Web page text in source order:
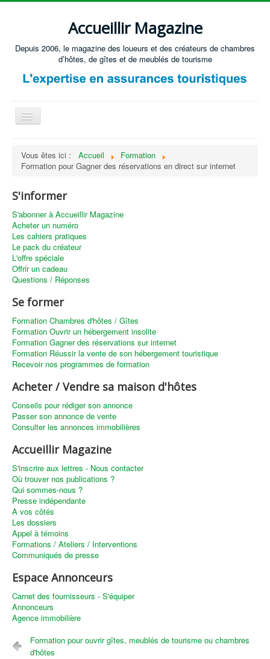
Accueillir Magazine
Depuis 2006, le magazine des loueurs et des créateurs de chambres
d’hôtes, de gîtes et de meublés de tourisme
Basculer
Créer / Ouvrir
Annonces immobilières
Recevoir les annonces immobilières / Nous contacter
Vous êtes ici : Accueil
Formation
Formation pour Gagner des réservations en direct sur internet
S'informer
S'abonner à Accueillir Magazine
Acheter un numéro
Les cahiers pratiques
Le pack du créateur
L'offre spéciale
Offrir un cadeau
Questions / Réponses
Se former
Formation Chambres d'hôtes / Gîtes
Formation Ouvrir un hébergement insolite
Formation Gagner des réservations sur internet
Formation Réussir la vente de son hébergement touristique
Recevoir nos programmes de formation
Acheter / Vendre sa maison d'hôtes
Conseils pour rédiger son annonce
Passer son annonce de vente
Consulter les annonces immobilières
Accueillir Magazine
S'inscrire aux lettres - Nous contacter
Où trouver nos publications ?
Qui sommes-nous ?
Presse indépendante
A vos côtés
Les dossiers
Appel à témoins
Formations / Ateliers / Interventions
Communiqués de presse
Espace Annonceurs
Carnet des fournisseurs - S'équiper
Annonceurs
Agence immobilière
Formation pour ouvrir gîtes, meublés de tourisme ou chambres
d'hôtes